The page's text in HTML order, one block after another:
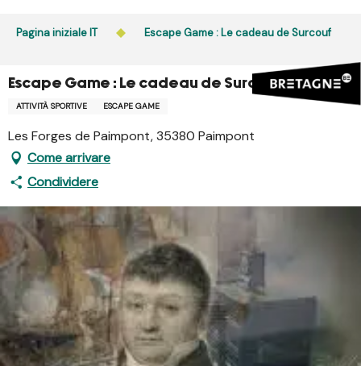
Pagina iniziale IT Escape Game : Le cadeau de Surcouf
Escape Game : Le cadeau de Surcouf
ATTIVITÀ SPORTIVE ESCAPE GAME
Les Forges de Paimpont, 35380 Paimpont
Come arrivare
Condividere